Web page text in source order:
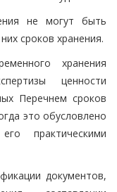
не могут быть
сроков хранения.
хранения
ценности
Перечнем сроков
это обусловлено
практическими
документов,